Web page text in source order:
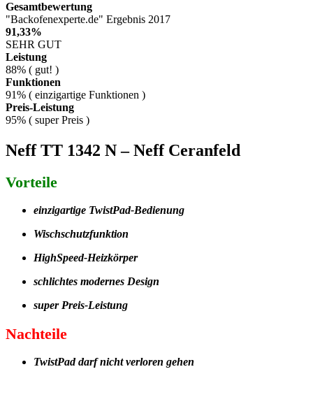
Gesamtbewertung
"Backofenexperte.de" Ergebnis 2017
91,33%
SEHR GUT
Leistung
88% ( gut! )
Funktionen
91% ( einzigartige Funktionen )
Preis-Leistung
95% ( super Preis )
Neff TT 1342 N – Neff Ceranfeld
Vorteile
einzigartige TwistPad-Bedienung
Wischschutzfunktion
HighSpeed-Heizkörper
schlichtes modernes Design
super Preis-Leistung
Nachteile
TwistPad darf nicht verloren gehen